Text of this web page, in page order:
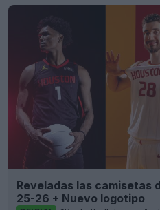
Reveladas las camisetas
25-26 + Nuevo logotipo